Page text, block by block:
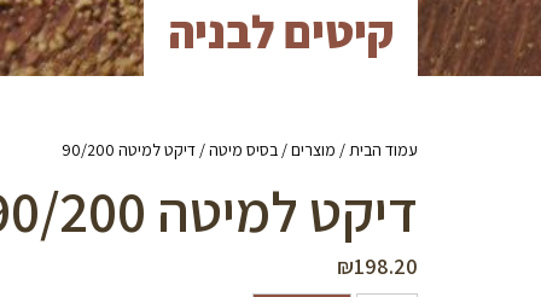
קיטים לבניה
עמוד הבית/ מוצרים/ בסיס מיטה/ דיקט למיטה 90/200
דיקט למיטה 90/200
₪198.20